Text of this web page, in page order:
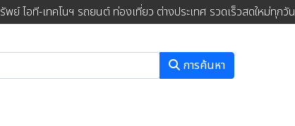
ไอที-เทคโนฯ รถยนต์ ท่องเที่ยว ต่างประเทศ รวดเร็วสดใหม่ทุกวัน
การค้นหา